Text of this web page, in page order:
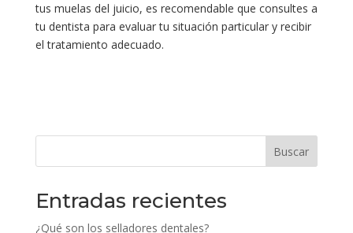
tus muelas del juicio, es recomendable que consultes a
tu dentista para evaluar tu situación particular y recibir
el tratamiento adecuado.
Buscar
Entradas recientes
¿Qué son los selladores dentales?